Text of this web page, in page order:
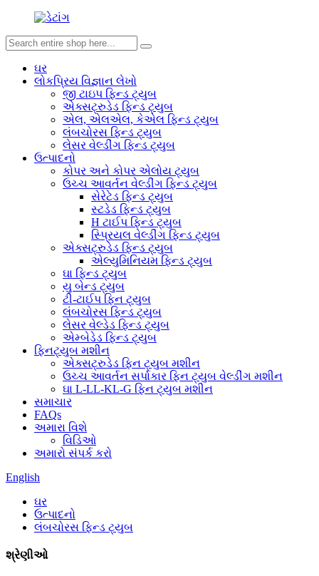
ઘર
લોકપ્રિય વિજ્ઞાન લેખો
જી ટાઇપ ફિન્ડ ટ્યુબ
એક્સટ્રુડેડ ફિન્ડ ટ્યુબ
એલ, એલએલ, કેએલ ફિન્ડ ટ્યુબ
લંબચોરસ ફિન્ડ ટ્યુબ
લેસર વેલ્ડીંગ ફિન્ડ ટ્યુબ
ઉત્પાદનો
કોપર અને કોપર એલોય ટ્યુબ
ઉચ્ચ આવર્તન વેલ્ડીંગ ફિન્ડ ટ્યુબ
સેરેટેડ ફિન્ડ ટ્યુબ
સ્ટડેડ ફિન્ડ ટ્યુબ
H ટાઈપ ફિન્ડ ટ્યુબ
સ્પ્રિયલ વેલ્ડીંગ ફિન્ડ ટ્યુબ
એક્સટ્રુડેડ ફિન્ડ ટ્યુબ
એલ્યુમિનિયમ ફિન્ડ ટ્યુબ
ઘા ફિન્ડ ટ્યુબ
યુ બેન્ડ ટ્યુબ
ટી-ટાઈપ ફિન ટ્યુબ
લંબચોરસ ફિન્ડ ટ્યુબ
લેસર વેલ્ડેડ ફિન્ડ ટ્યુબ
એમ્બેડેડ ફિન્ડ ટ્યુબ
ફિનટ્યુબ મશીન
એક્સટ્રુડેડ ફિન ટ્યુબ મશીન
ઉચ્ચ આવર્તન સર્પાકાર ફિન ટ્યુબ વેલ્ડીંગ મશીન
ઘા L-LL-KL-G ફિન ટ્યુબ મશીન
સમાચાર
FAQs
અમારા વિશે
વિડિઓ
અમારો સંપર્ક કરો
English
ઘર
ઉત્પાદનો
લંબચોરસ ફિન્ડ ટ્યુબ
શ્રેણીઓ